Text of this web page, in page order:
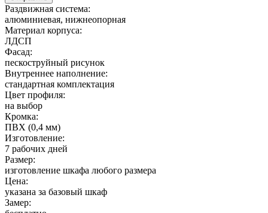
Раздвижная система:
алюминиевая, нижнеопорная
Материал корпуса:
ЛДСП
Фасад:
пескоструйный рисунок
Внутреннее наполнение:
стандартная комплектация
Цвет профиля:
на выбор
Кромка:
ПВХ (0,4 мм)
Изготовление:
7 рабочих дней
Размер:
изготовление шкафа любого размера
Цена:
указана за базовый шкаф
Замер: